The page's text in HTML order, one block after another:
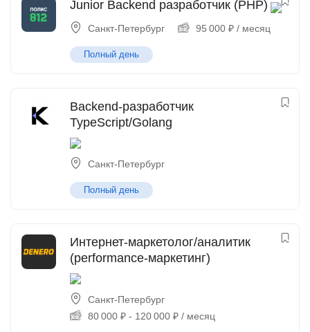
Junior Backend разработчик (PHP)
Санкт-Петербург 95 000 ₽ / месяц
Полный день
Backend-разработчик
TypeScript/Golang
Санкт-Петербург
Полный день
Интернет-маркетолог/аналитик
(performance-маркетинг)
Санкт-Петербург
80 000 ₽ - 120 000 ₽ / месяц